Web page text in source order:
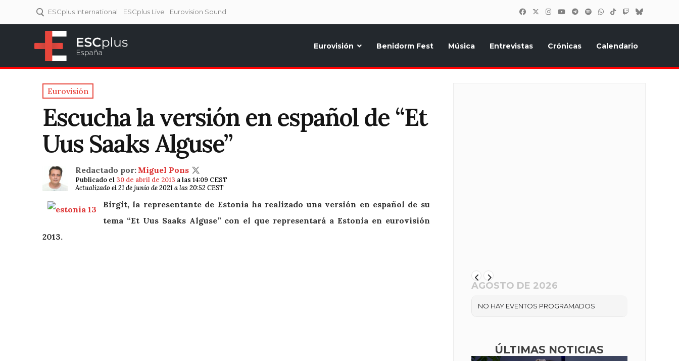
ESCplus International ESCplus Live Eurovision Sound
Eurovisión Benidorm Fest Música Entrevistas Crónicas Calendario
Eurovisión
Escucha la versión en español de “Et
Uus Saaks Alguse”
Redactado por: Miguel Pons
Publicado el 30 de abril de 2013 a las 14:09 CEST
Actualizado el 21 de junio de 2021 a las 20:52 CEST
Birgit, la representante de Estonia ha realizado una versión en español de su
tema “Et Uus Saaks Alguse” con el que representará a Estonia en eurovisión
2013.
AGOSTO DE 2026
NO HAY EVENTOS PROGRAMADOS
ÚLTIMAS NOTICIAS